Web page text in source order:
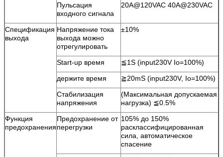
Пульсация
входного сигнала
20A@120VAC 40A@230VAC
Спецификация
выхода
Напряжение тока
выхода можно
отрегулировать
±10%
Start-up время
≦1S (input230V Io=100%)
держите время
≧20mS (input230V, Io=100%)
Стабилизация
напряжения
(Максимальная допускаемая
нагрузка) ≦0.5%
Функция
предохранения
Предохранение от
перегрузки
105% до 150%
расклассифицированная
сила, автоматическое
спасение